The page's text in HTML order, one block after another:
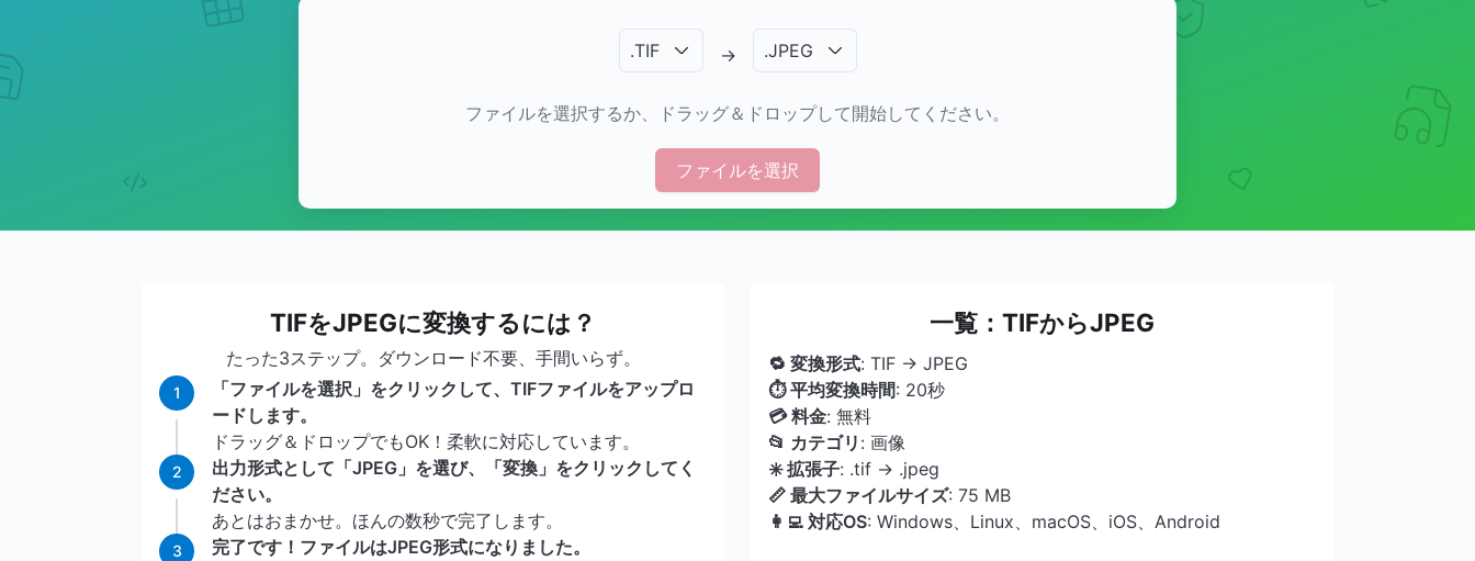
.TIF → .JPEG
ファイルを選択するか、ドラッグ＆ドロップして開始してください。
ファイルを選択
TIFをJPEGに変換するには？
たった3ステップ。ダウンロード不要、手間いらず。
1
「ファイルを選択」をクリックして、TIFファイルをアップロ
ードします。
ドラッグ＆ドロップでもOK！柔軟に対応しています。
2
出力形式として「JPEG」を選び、「変換」をクリックしてく
ださい。
あとはおまかせ。ほんの数秒で完了します。
3
完了です！ファイルはJPEG形式になりました。
一覧：TIFからJPEG
🔁 変換形式: TIF → JPEG
⏱ 平均変換時間: 20秒
💳 料金: 無料
📂 カテゴリ : 画像
✳️ 拡張子: .tif → .jpeg
📏 最大ファイルサイズ: 75 MB
👩‍💻 対応OS: Windows、Linux、macOS、iOS、Android